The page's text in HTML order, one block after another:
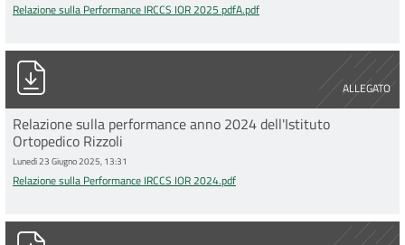
Relazione sulla Performance IRCCS IOR 2025 pdfA.pdf
ALLEGATO
Relazione sulla Performance IRCCS IOR 2024.pdf
Relazione sulla performance anno 2024 dell'Istituto
Ortopedico Rizzoli
Lunedì 23 Giugno 2025, 13:31
Relazione sulla Performance IRCCS IOR 2024.pdf
esportazione_comma_522_Legge Stabilità 27062025.pdf